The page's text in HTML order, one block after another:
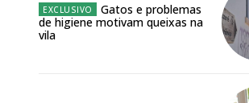
Gatos e problemas
de higiene motivam queixas na
vila